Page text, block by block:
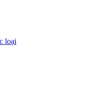
loại